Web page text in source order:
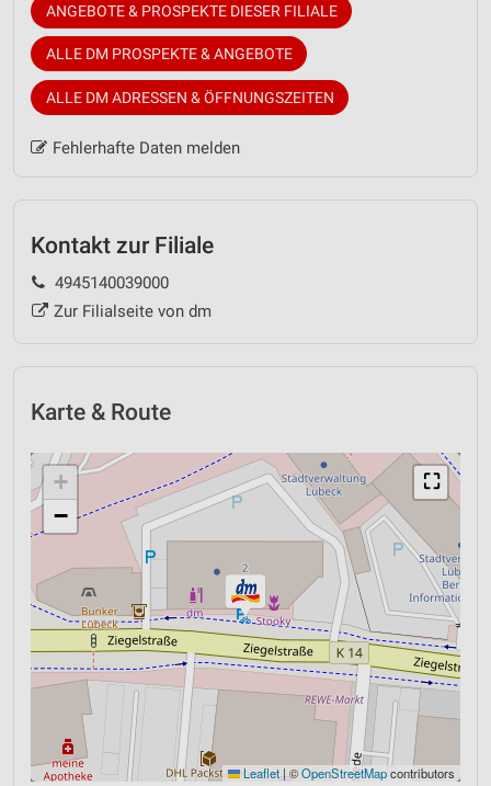
ANGEBOTE & PROSPEKTE DIESER FILIALE
ALLE DM PROSPEKTE & ANGEBOTE
ALLE DM ADRESSEN & ÖFFNUNGSZEITEN
Fehlerhafte Daten melden
Kontakt zur Filiale
4945140039000
Zur Filialseite von dm
Karte & Route
⛶
+
−
Leaflet|©OpenStreetMapcontributors